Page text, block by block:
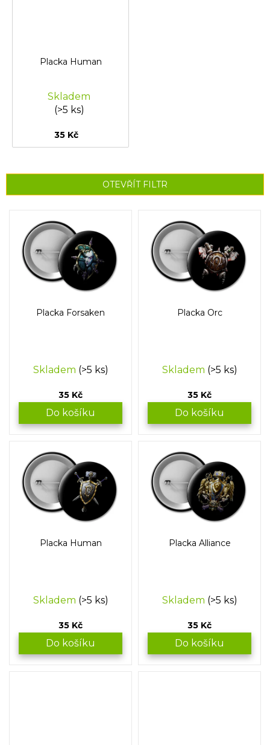
Placka Human
Skladem
(>5 ks)
35 Kč
OTEVŘÍT FILTR
Placka Forsaken
Skladem (>5 ks)
35 Kč
Do košíku
Placka Orc
Skladem (>5 ks)
35 Kč
Do košíku
Placka Human
Skladem (>5 ks)
35 Kč
Do košíku
Placka Alliance
Skladem (>5 ks)
35 Kč
Do košíku